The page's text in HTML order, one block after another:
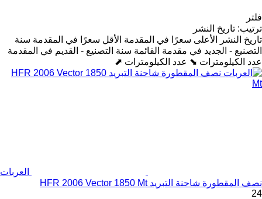
فلتر
ترتيب: تاريخ النشر
تاريخ النشر
الأعلى سعرًا في المقدمة الأقل سعرًا في المقدمة سنة
التصنيع - الجديد في مقدمة القائمة سنة التصنيع - القديم في المقدمة
عدد الكيلومترات ⬊ عدد الكيلومترات ⬈
العربات
نصف المقطورة شاحنة التبريد HFR 2006 Vector 1850 Mt
24